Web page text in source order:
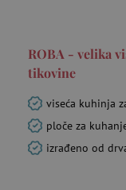
ROBA - velika
tikovine
viseća kuhinja
ploče za
izrađeno od